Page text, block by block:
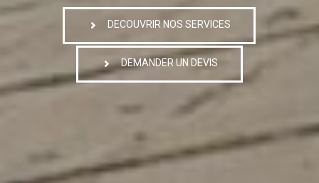
DECOUVRIR NOS SERVICES
DEMANDER UN DEVIS